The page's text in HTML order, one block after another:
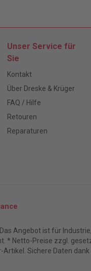
Unser Service für
Sie
Kontakt
Über Dreske & Krüger
FAQ / Hilfe
Retouren
Reparaturen
Angebot ist für
Netto-Preise zzgl.
Sichere Daten dank